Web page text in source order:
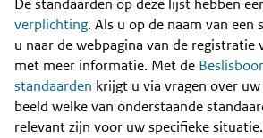
Content
De standaarden op deze lijst hebben
verplichting. Als u op de naam van
u naar de webpagina van de registratie
met meer informatie. Met de
standaarden krijgt u via vragen over
beeld welke van onderstaande
relevant zijn voor uw specifieke situatie.